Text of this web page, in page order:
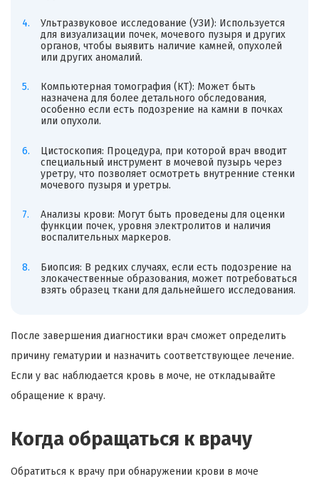
Ультразвуковое исследование (УЗИ): Используется
для визуализации почек, мочевого пузыря и других
органов, чтобы выявить наличие камней, опухолей
или других аномалий.
Компьютерная томография (КТ): Может быть
назначена для более детального обследования,
особенно если есть подозрение на камни в почках
или опухоли.
Цистоскопия: Процедура, при которой врач вводит
специальный инструмент в мочевой пузырь через
уретру, что позволяет осмотреть внутренние стенки
мочевого пузыря и уретры.
Анализы крови: Могут быть проведены для оценки
функции почек, уровня электролитов и наличия
воспалительных маркеров.
Биопсия: В редких случаях, если есть подозрение на
злокачественные образования, может потребоваться
взять образец ткани для дальнейшего исследования.
После завершения диагностики врач сможет определить
причину гематурии и назначить соответствующее лечение.
Если у вас наблюдается кровь в моче, не откладывайте
обращение к врачу.
Когда обращаться к врачу
Обратиться к врачу при обнаружении крови в моче